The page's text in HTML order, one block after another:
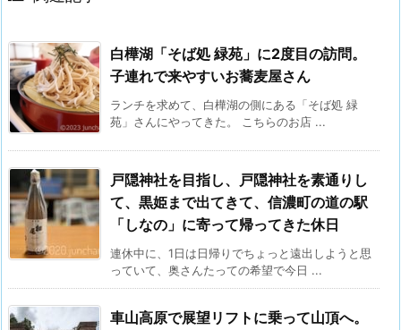
白樺湖「そば処 緑苑」に2度目の訪問。
子連れで来やすいお蕎麦屋さん
ランチを求めて、白樺湖の側にある「そば処 緑
苑」さんにやってきた。 こちらのお店 ...
戸隠神社を目指し、戸隠神社を素通りし
て、黒姫まで出てきて、信濃町の道の駅
「しなの」に寄って帰ってきた休日
連休中に、1日は日帰りでちょっと遠出しようと思
っていて、奥さんたっての希望で今日 ...
車山高原で展望リフトに乗って山頂へ。